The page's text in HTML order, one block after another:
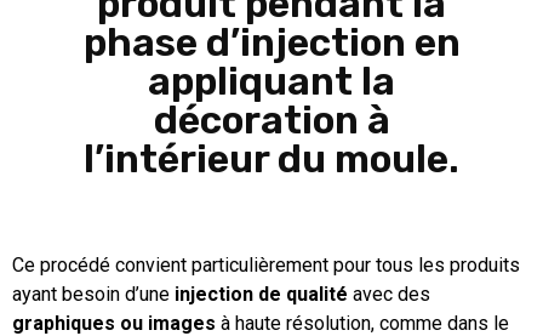
phase d’injection en
appliquant la
décoration à
l’intérieur du moule.
Ce procédé convient particulièrement pour tous les produits
ayant besoin d’une injection de qualité avec des
graphiques ou images à haute résolution, comme dans le